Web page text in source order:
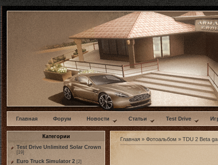
w
Главная Форум Новости Статьи Test Drive
Категории
Test Drive Unlimited Solar Crown
[19]
Euro Truck Simulator 2 [2]
Главная » Фотоальбом » TDU 2 Beta